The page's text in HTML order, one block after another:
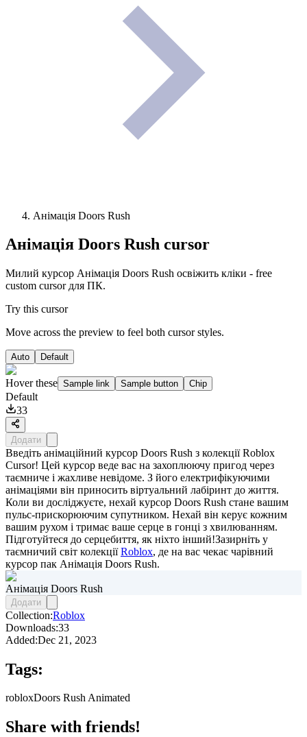
Анімація Doors Rush
Анімація Doors Rush cursor
Милий курсор Анімація Doors Rush освіжить кліки - free
custom cursor для ПК.
Try this cursor
Move across the preview to feel both cursor styles.
Auto Default
Hover these Sample link Sample button Chip
Default
33
Додати
Введіть анімаційний курсор Doors Rush з колекції Roblox
Cursor! Цей курсор веде вас на захоплюючу пригод через
таємниче і жахливе невідоме. З його електрифікуючими
анімаціями він приносить віртуальний лабіринт до життя.
Коли ви досліджуєте, нехай курсор Doors Rush стане вашим
пульс-прискорюючим супутником. Нехай він керує кожним
вашим рухом і тримає ваше серце в гонці з хвилюванням.
Підготуйтеся до серцебиття, як ніхто інший!Зазирніть у
таємничий світ колекціїRoblox, де на вас чекає чарівний
курсор пак Анімація Doors Rush.
Анімація Doors Rush
Додати
Collection:Roblox
Downloads:33
Added:Dec 21, 2023
Tags:
robloxDoors Rush Animated
Share with friends!